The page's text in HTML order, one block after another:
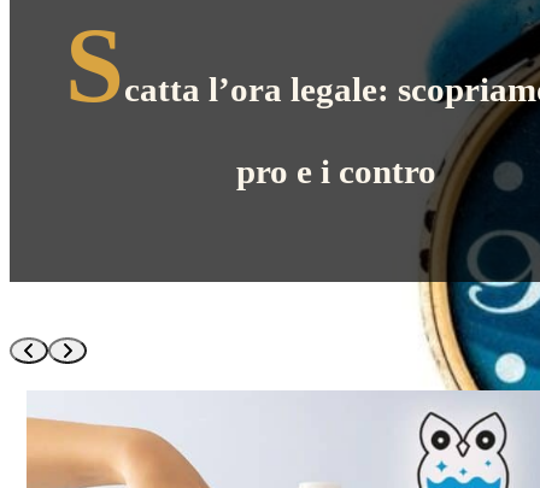
Scatta l’ora legale:
pro e i contro